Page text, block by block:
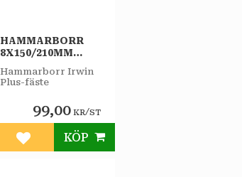
HAMMARBORR
8X150/210MM
Hammarborr Irwin
Plus-fäste
99,00KR/ST
Lägg till i favoriter
KÖP